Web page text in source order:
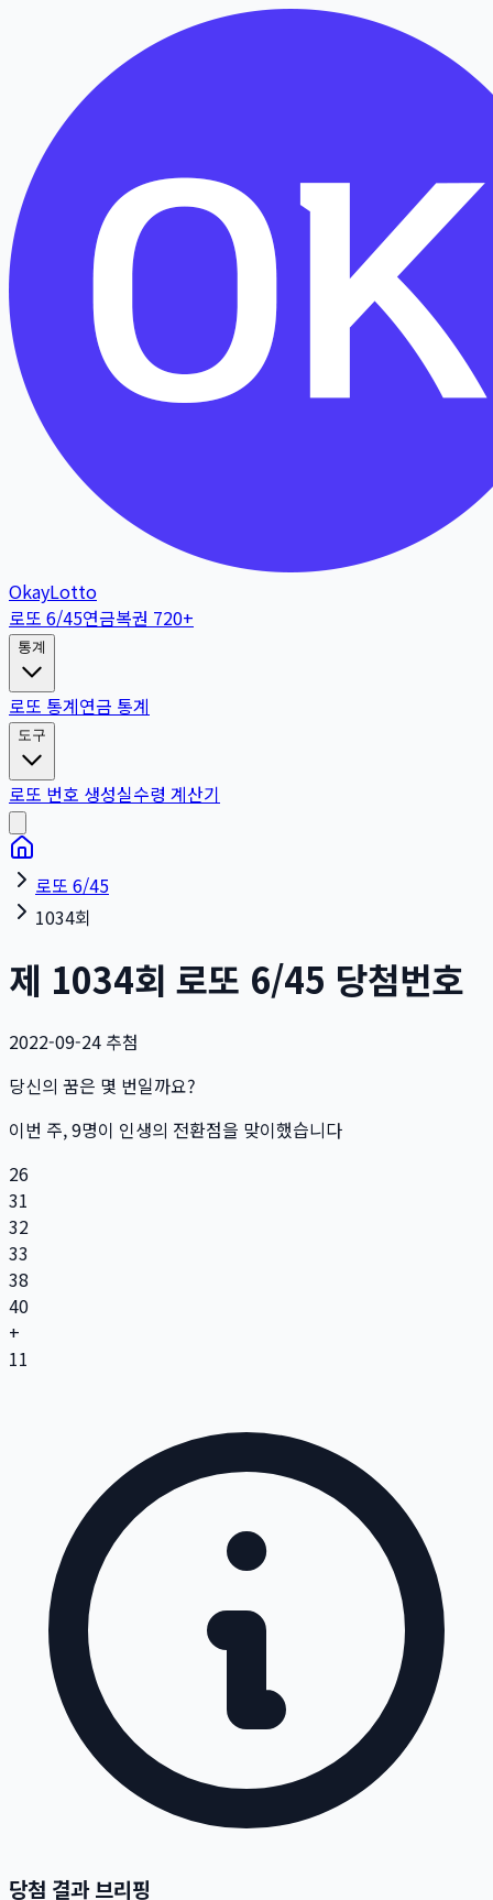
OkayLotto
로또 6/45연금복권 720+
통계
로또 통계연금 통계
도구
로또 번호 생성실수령 계산기
로또 6/45
1034회
제 1034회 로또 6/45 당첨번호
2022-09-24 추첨
당신의 꿈은 몇 번일까요?
이번 주,9명이 인생의 전환점을 맞이했습니다
26
31
32
33
38
40
+
11
당첨 결과 브리핑